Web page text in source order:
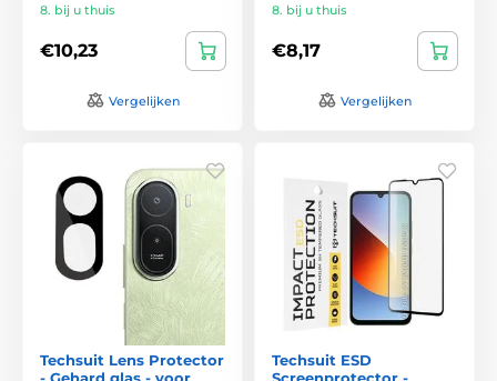
8. bij u thuis
€10,23
Vergelijken
8. bij u thuis
€8,17
Vergelijken
Techsuit Lens Protector
- Gehard glas - voor
Techsuit ESD
Screenprotector -